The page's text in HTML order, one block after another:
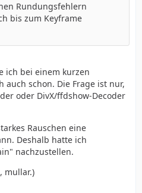
Rundungsfehlern
bis zum Keyframe
ich bei einem kurzen
auch schon. Die Frage ist nur,
oder DivX/ffdshow-Decoder
Rauschen eine
Deshalb hatte ich
nachzustellen.
mullar.)